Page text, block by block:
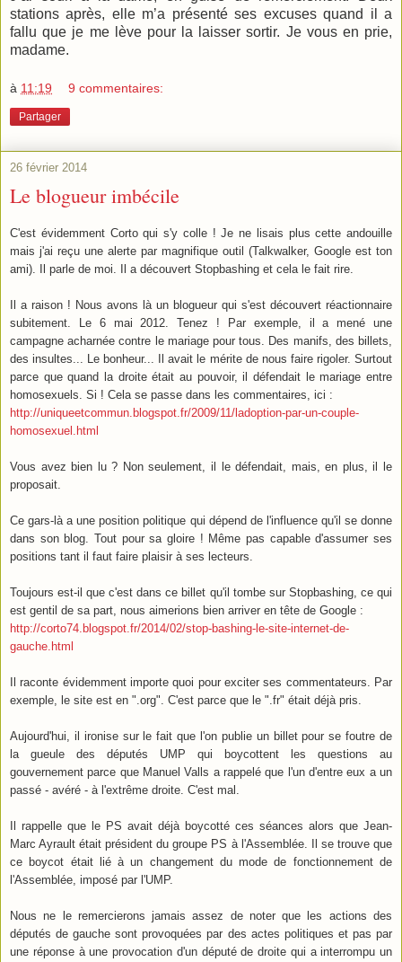
stations après, elle m’a présenté ses excuses quand il a
fallu que je me lève pour la laisser sortir. Je vous en prie,
madame.
à 11:19 9 commentaires:
Partager
26 février 2014
Le blogueur imbécile
C'est évidemment Corto qui s'y colle ! Je ne lisais plus cette andouille
mais j'ai reçu une alerte par magnifique outil (Talkwalker, Google est ton
ami). Il parle de moi. Il a découvert Stopbashing et cela le fait rire.
Il a raison ! Nous avons là un blogueur qui s'est découvert réactionnaire
subitement. Le 6 mai 2012. Tenez ! Par exemple, il a mené une
campagne acharnée contre le mariage pour tous. Des manifs, des billets,
des insultes... Le bonheur... Il avait le mérite de nous faire rigoler. Surtout
parce que quand la droite était au pouvoir, il défendait le mariage entre
homosexuels. Si ! Cela se passe dans les commentaires, ici :
http://uniqueetcommun.blogspot.fr/2009/11/ladoption-par-un-couple-
homosexuel.html
Vous avez bien lu ? Non seulement, il le défendait, mais, en plus, il le
proposait.
Ce gars-là a une position politique qui dépend de l'influence qu'il se donne
dans son blog. Tout pour sa gloire ! Même pas capable d'assumer ses
positions tant il faut faire plaisir à ses lecteurs.
Toujours est-il que c'est dans ce billet qu'il tombe sur Stopbashing, ce qui
est gentil de sa part, nous aimerions bien arriver en tête de Google :
http://corto74.blogspot.fr/2014/02/stop-bashing-le-site-internet-de-
gauche.html
Il raconte évidemment importe quoi pour exciter ses commentateurs. Par
exemple, le site est en ".org". C'est parce que le ".fr" était déjà pris.
Aujourd'hui, il ironise sur le fait que l'on publie un billet pour se foutre de
la gueule des députés UMP qui boycottent les questions au
gouvernement parce que Manuel Valls a rappelé que l'un d'entre eux a un
passé - avéré - à l'extrême droite. C'est mal.
Il rappelle que le PS avait déjà boycotté ces séances alors que Jean-
Marc Ayrault était président du groupe PS à l'Assemblée. Il se trouve que
ce boycot était lié à un changement du mode de fonctionnement de
l'Assemblée, imposé par l'UMP.
Nous ne le remercierons jamais assez de noter que les actions des
députés de gauche sont provoquées par des actes politiques et pas par
une réponse à une provocation d'un député de droite qui a interrompu un